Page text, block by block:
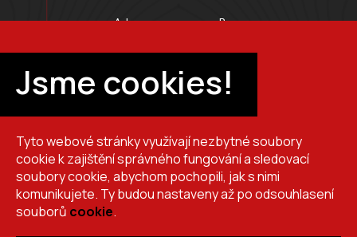
Jsme cookies!
Tyto webové stránky využívají nezbytné soubory
cookie k zajištění správného fungování a sledovací
soubory cookie, abychom pochopili, jak s nimi
komunikujete. Ty budou nastaveny až po odsouhlasení
souborů cookie.
Adresa provozovny Brno
Pracovní doba
Po–Pá 7:00 – 15:30
+420 725 510 044
obchod@brslik.cz